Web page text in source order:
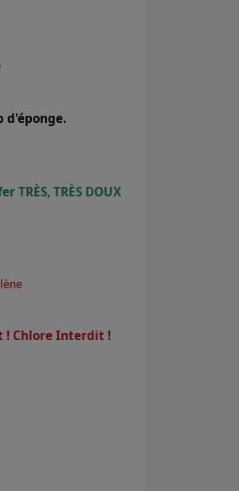
d'éponge.
TRÈS DOUX
! Chlore Interdit !